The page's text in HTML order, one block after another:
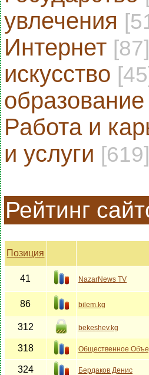
увлечения
Интернет [87]
искусство
образование
Работа и
и услуги [619]
Рейтинг
Позиция
41 NazarNews TV
86 bilem.kg
312 bekeshev.kg
318 Общественное
324 Бердаков Денис